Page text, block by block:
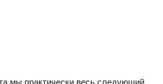
мы практически весь следующий